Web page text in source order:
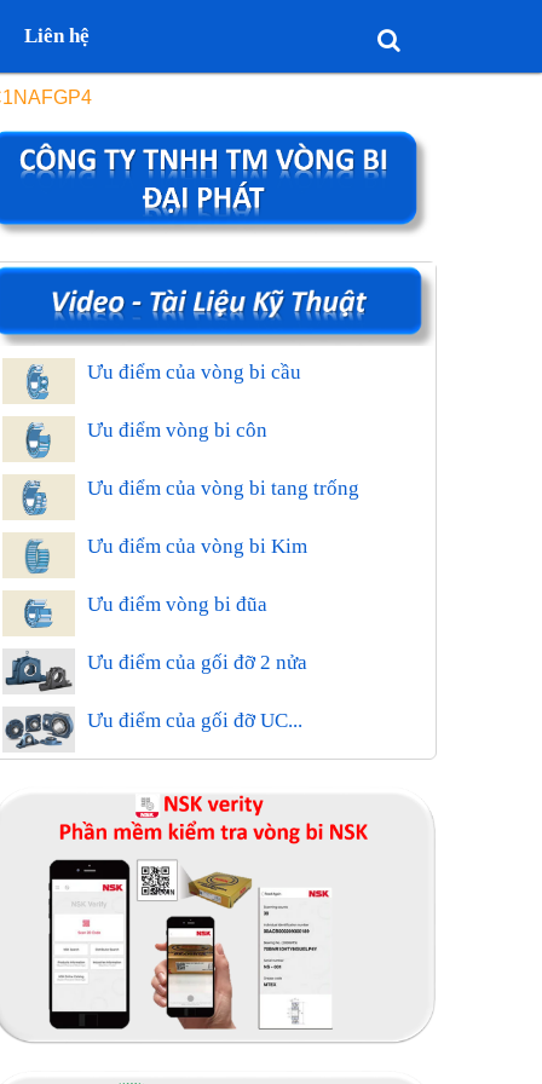
Liên hệ
Ưu điểm của vòng bi cầu
Ưu điểm vòng bi côn
Ưu điểm của vòng bi tang trống
Ưu điểm của vòng bi Kim
Ưu điểm vòng bi đũa
Ưu điểm của gối đỡ 2 nửa
Ưu điểm của gối đỡ UC...